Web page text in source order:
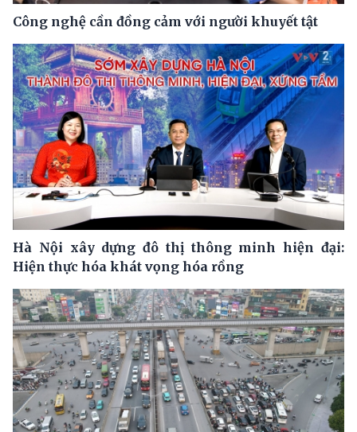
Công nghệ cần đồng cảm với người khuyết tật
Hà Nội xây dựng đô thị thông minh hiện đại:
Hiện thực hóa khát vọng hóa rồng